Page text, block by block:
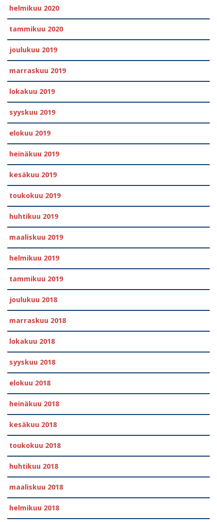
helmikuu 2020
tammikuu 2020
joulukuu 2019
marraskuu 2019
lokakuu 2019
syyskuu 2019
elokuu 2019
heinäkuu 2019
kesäkuu 2019
toukokuu 2019
huhtikuu 2019
maaliskuu 2019
helmikuu 2019
tammikuu 2019
joulukuu 2018
marraskuu 2018
lokakuu 2018
syyskuu 2018
elokuu 2018
heinäkuu 2018
kesäkuu 2018
toukokuu 2018
huhtikuu 2018
maaliskuu 2018
helmikuu 2018